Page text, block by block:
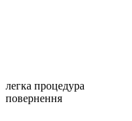
легка процедура
повернення